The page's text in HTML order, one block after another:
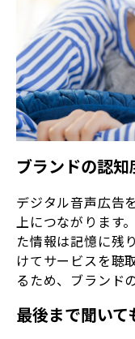
ブランドの認知
デジタル音声広告
上につながります
た情報は記憶に残
けてサービスを聴
るため、ブランド
最後まで聞い